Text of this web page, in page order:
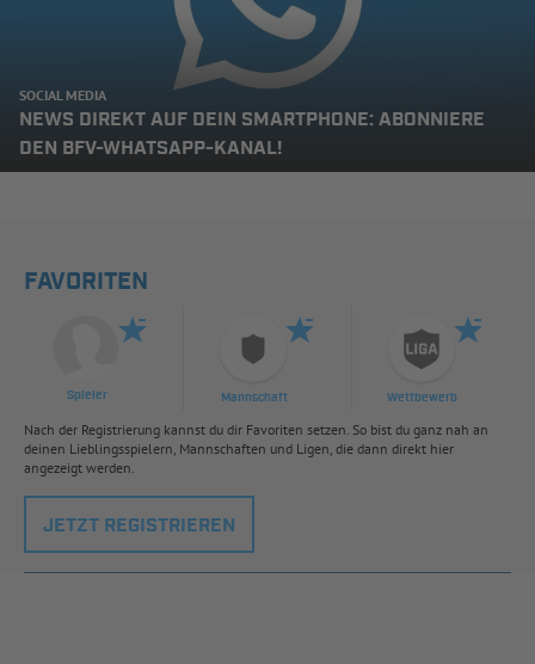
SOCIAL MEDIA
NEWS DIREKT AUF DEIN SMARTPHONE: ABONNIERE
DEN BFV-WHATSAPP-KANAL!
FAVORITEN
Spieler Mannschaft Wettbewerb
Nach der Registrierung kannst du dir Favoriten setzen. So bist du ganz nah an
deinen Lieblingsspielern, Mannschaften und Ligen, die dann direkt hier
angezeigt werden.
JETZT REGISTRIEREN